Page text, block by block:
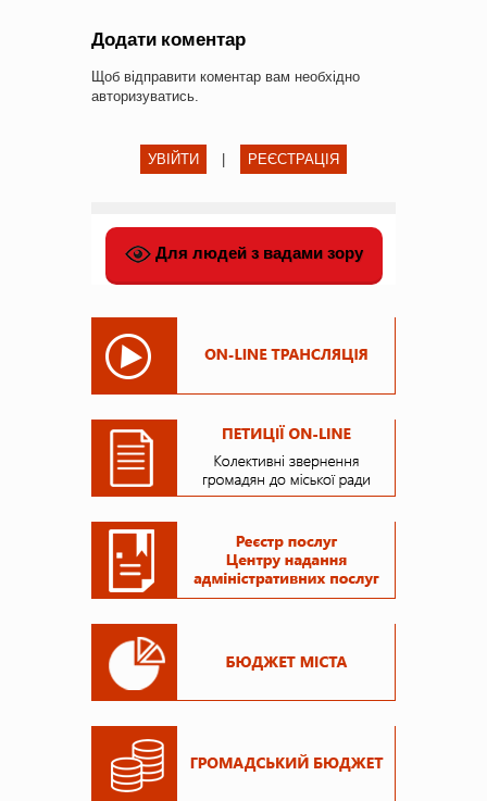
Додати коментар
Щоб відправити коментар вам необхідно
авторизуватись.
УВІЙТИ РЕЄСТРАЦІЯ
Для людей з вадами зору